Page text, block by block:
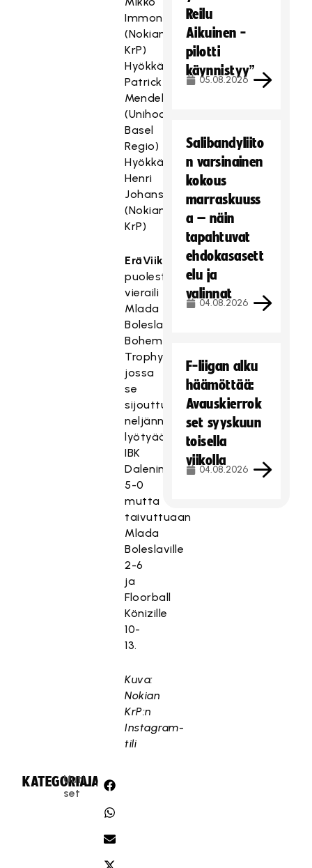
Immonen
(Nokian
KrP)
Hyökkääjä
Patrick
Mendelin
(Unihockey
Basel
Regio)
Hyökkääjä
Henri
Johansson
(Nokian
KrP)
EräViikingit
puolestaan
vieraili
Mlada
Boleslavissa
Bohemia
Trophyssa,
jossa
se
sijouttui
neljänneksi
lyötyään
IBK
Dalenin
5-0
mutta
taivuttuaan
Mlada
Boleslaville
2-6
ja
Floorball
Könizille
10-
13.
Kuva:
Nokian
KrP:n
Instagram-
tili
KATEGORIA:
Uuti
set
JAA:
Reilu
Aikuinen -
pilotti
käynnistyy”
05.08.2026
Salibandyliito
n varsinainen
kokous
marraskuuss
a – näin
tapahtuvat
ehdokasasett
elu ja
valinnat
04.08.2026
F-liigan alku
häämöttää:
Avauskierrok
set syyskuun
toisella
viikolla
04.08.2026